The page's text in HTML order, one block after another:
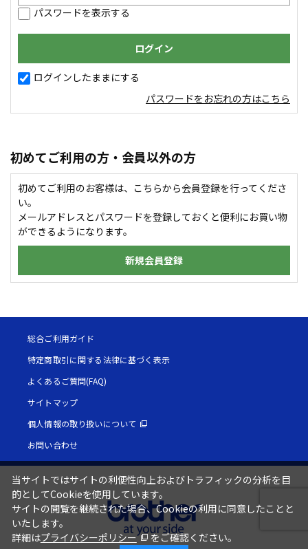
パスワードを表示する
ログインしたままにする
パスワードをお忘れの方はこちら
初めてご利用の方・会員以外の方
初めてご利用のお客様は、こちらから会員登録を行ってくださ
い。
メールアドレスとパスワードを登録しておくと便利にお買い物
ができるようになります。
新規会員登録
総合ご利用ガイド
特定商取引に関する法律に基づく表示
よくあるご質問(FAQ)
サイトマップ
個人情報の取り扱いについて
お問い合わせ
当サイトではサイトの利便性向上およびトラフィックの分析を目
的としてCookieを使用しています。
サイトの閲覧を継続された場合、Cookieの利用に同意したことと
いたします。
詳細はプライバシーポリシー をご確認ください。